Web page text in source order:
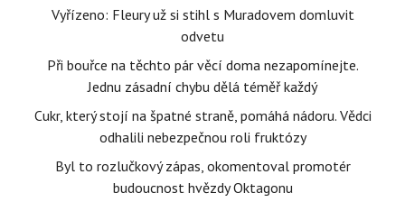
Vyřízeno: Fleury už si stihl s Muradovem domluvit
odvetu
Při bouřce na těchto pár věcí doma nezapomínejte.
Jednu zásadní chybu dělá téměř každý
Cukr, který stojí na špatné straně, pomáhá nádoru. Vědci
odhalili nebezpečnou roli fruktózy
Byl to rozlučkový zápas, okomentoval promotér
budoucnost hvězdy Oktagonu